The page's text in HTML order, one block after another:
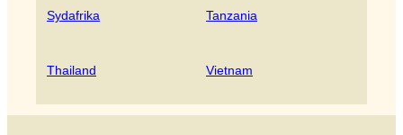
Sydafrika Tanzania
Thailand Vietnam